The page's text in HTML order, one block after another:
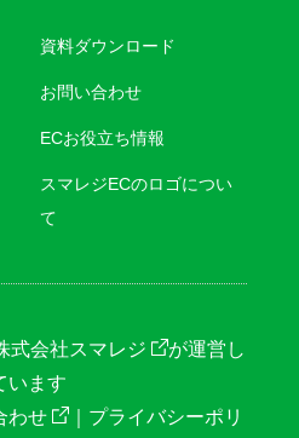
資料ダウンロード
お問い合わせ
ECお役立ち情報
スマレジECのロゴについ
て
式会社スマレジ
が運営し
います
わせ ｜ プライバシーポリ